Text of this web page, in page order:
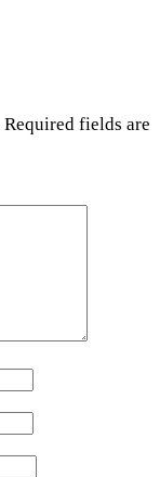
Required fields are